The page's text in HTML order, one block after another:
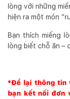
lòng với những
hiện ra một món
Bạn thích miếng
lòng biết chỗ ăn –
*Để lại thông tin
bạn kết nối đơn